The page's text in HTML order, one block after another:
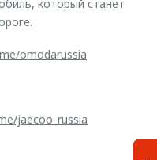
который станет
omodarussia
jaecoo_russia